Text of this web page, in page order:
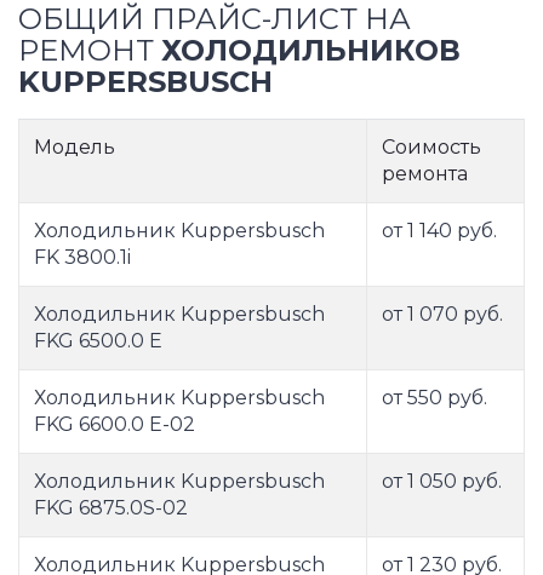
ОБЩИЙ ПРАЙС-ЛИСТ НА
РЕМОНТ ХОЛОДИЛЬНИКОВ
KUPPERSBUSCH
Модель
Соимость
ремонта
Холодильник Kuppersbusch
FK 3800.1i
от 1 140 руб.
Холодильник Kuppersbusch
FKG 6500.0 E
от 1 070 руб.
Холодильник Kuppersbusch
FKG 6600.0 E-02
от 550 руб.
Холодильник Kuppersbusch
FKG 6875.0S-02
от 1 050 руб.
Холодильник Kuppersbusch от 1 230 руб.